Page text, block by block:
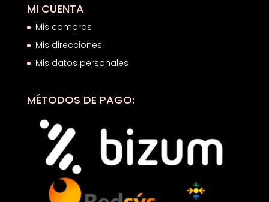
MI CUENTA
Mis compras
Mis direcciones
Mis datos personales
MÉTODOS DE PAGO: